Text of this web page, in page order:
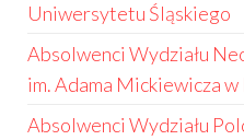
Uniwersytetu Śląskiego
Absolwenci Wydziału
im. Adama Mickiewicza w
Absolwenci Wydziału